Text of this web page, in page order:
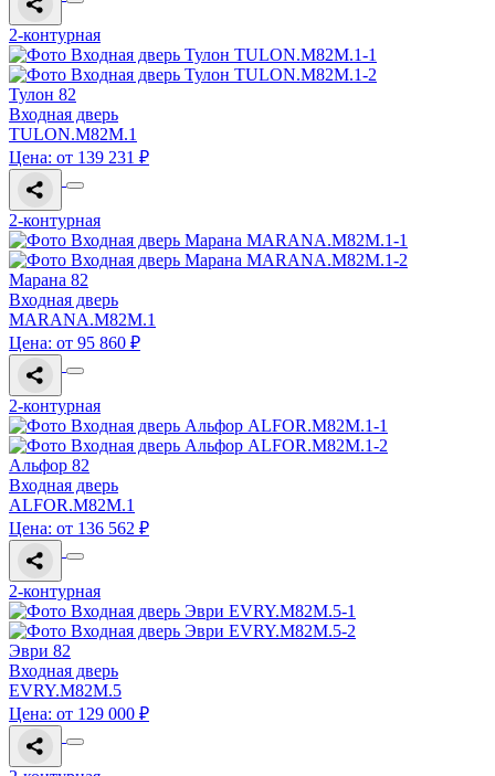
2-контурная
Тулон 82
Входная дверь
TULON.M82M.1
Цена: от 139 231 ₽
2-контурная
Марана 82
Входная дверь
MARANA.M82M.1
Цена: от 95 860 ₽
2-контурная
Альфор 82
Входная дверь
ALFOR.M82M.1
Цена: от 136 562 ₽
2-контурная
Эври 82
Входная дверь
EVRY.M82M.5
Цена: от 129 000 ₽